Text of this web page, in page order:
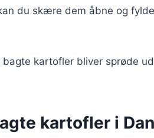
du skære dem åbne og
kartofler bliver sprøde
kartofler i